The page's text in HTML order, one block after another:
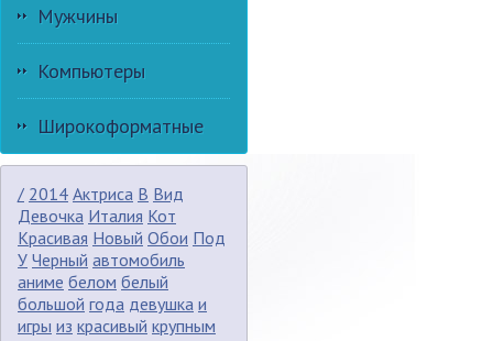
Мужчины
Компьютеры
Широкоформатные
/ 2014 Актриса В Вид
Девочка Италия Кот
Красивая Новый Обои Под
У Черный автомобиль
аниме белом белый
большой года девушка и
игры из красивый крупным